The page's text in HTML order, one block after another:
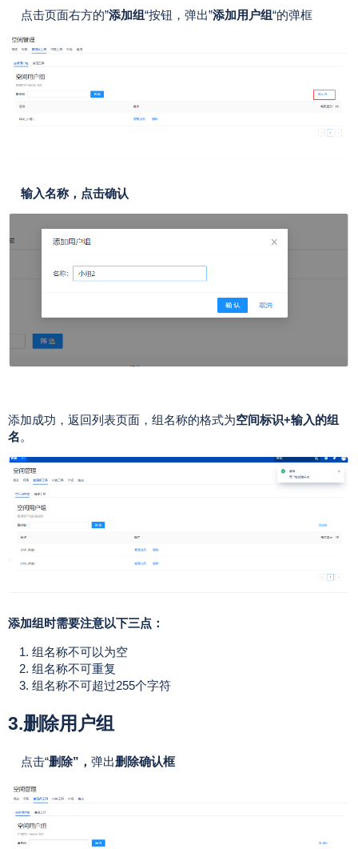
点击页面右方的”添加组“按钮，弹出”添加用户组“的弹框
输入名称，点击确认
添加成功，返回列表页面， 组名称的格式为空间标识+输入的组
名。
添加组时需要注意以下三点：
组名称不可以为空
组名称不可重复
组名称不可超过255个字符
3.删除用户组
点击“删除”， 弹出删除确认框